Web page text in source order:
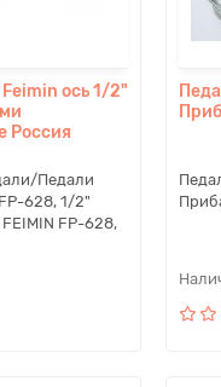
ось 1/2"
Россия
Педали
628, 1/2"
FP-628,